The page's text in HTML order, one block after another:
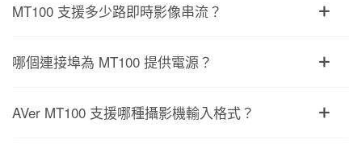
MT100 支援多少路即時影像串流？
哪個連接埠為 MT100 提供電源？
AVer MT100 支援哪種攝影機輸入格式？